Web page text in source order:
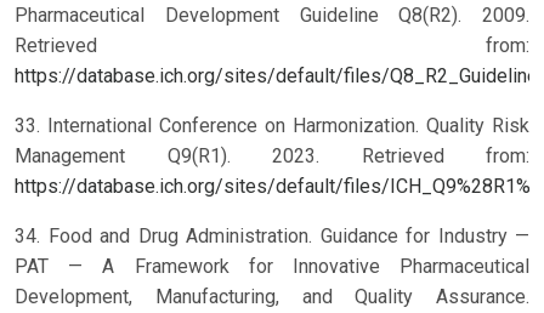
Pharmaceutical Development Guideline Q8(R2). 2009.
Retrieved from:
https://database.ich.org/sites/default/files/
33. International Conference on Harmonization. Quality Risk
Management Q9(R1). 2023. Retrieved from:
https://database.ich.org/sites/default/files/
34. Food and Drug Administration. Guidance for Industry —
PAT — A Framework for Innovative Pharmaceutical
Development, Manufacturing, and Quality Assurance.